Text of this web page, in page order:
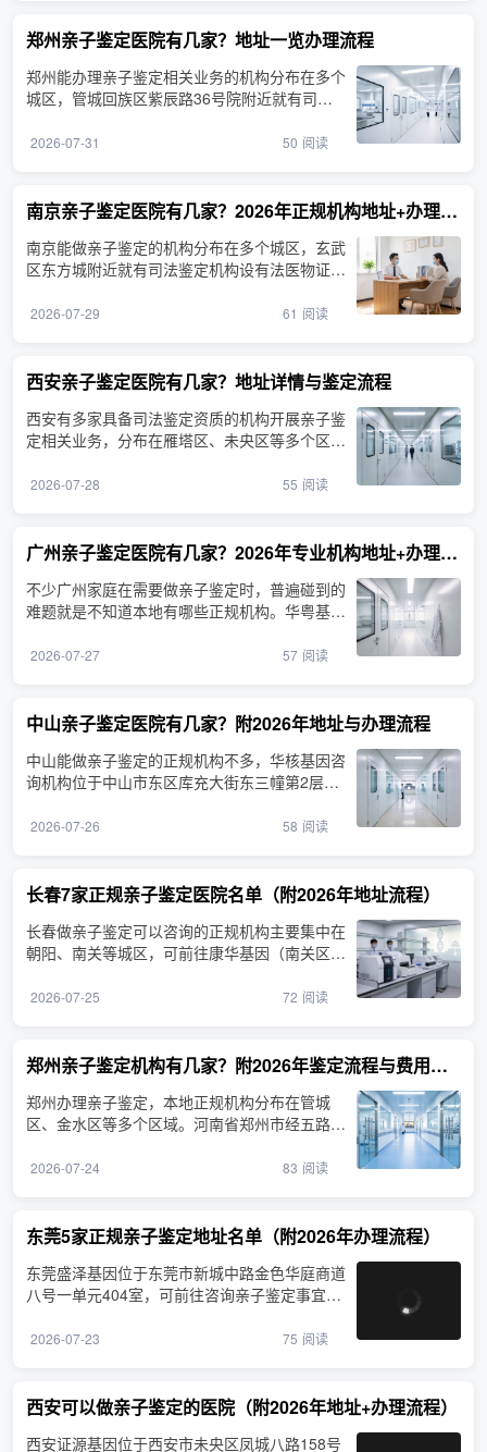
郑州亲子鉴定医院有几家？地址一览办理流程
郑州能办理亲子鉴定相关业务的机构分布在多个
城区，管城回族区紫辰路36号院附近就有司法
2026-07-31 50 阅读
南京亲子鉴定医院有几家？2026年正规机构地址+办理流程
南京能做亲子鉴定的机构分布在多个城区，玄武
区东方城附近就有司法鉴定机构设有法医物证鉴
2026-07-29 61 阅读
西安亲子鉴定医院有几家？地址详情与鉴定流程
西安有多家具备司法鉴定资质的机构开展亲子鉴
定相关业务，分布在雁塔区、未央区等多个区
2026-07-28 55 阅读
广州亲子鉴定医院有几家？2026年专业机构地址+办理流程
不少广州家庭在需要做亲子鉴定时，普遍碰到的
难题就是不知道本地有哪些正规机构。华粤基因
2026-07-27 57 阅读
中山亲子鉴定医院有几家？附2026年地址与办理流程
中山能做亲子鉴定的正规机构不多，华核基因咨
询机构位于中山市东区库充大街东三幢第2层之
2026-07-26 58 阅读
长春7家正规亲子鉴定医院名单（附2026年地址流程）
长春做亲子鉴定可以咨询的正规机构主要集中在
朝阳、南关等城区，可前往康华基因（南关区明
2026-07-25 72 阅读
郑州亲子鉴定机构有几家？附2026年鉴定流程与费用参考
郑州办理亲子鉴定，本地正规机构分布在管城
区、金水区等多个区域。河南省郑州市经五路2
2026-07-24 83 阅读
东莞5家正规亲子鉴定地址名单（附2026年办理流程）
东莞盛泽基因位于东莞市新城中路金色华庭商道
八号一单元404室，可前往咨询亲子鉴定事宜。
2026-07-23 75 阅读
西安可以做亲子鉴定的医院（附2026年地址+办理流程）
西安证源基因位于西安市未央区凤城八路158号